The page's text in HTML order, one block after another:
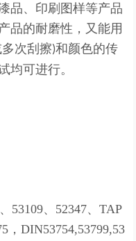
品、印刷图样等产品
品的耐磨性，又能用
次刮擦)和颜色的传
均可进行。
53109、52347、TAP
，DIN53754,53799,53